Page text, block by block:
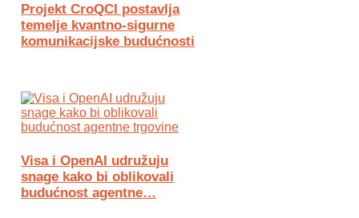
Projekt CroQCI postavlja
temelje kvantno-sigurne
komunikacijske budućnosti
Visa i OpenAI udružuju
snage kako bi oblikovali
budućnost agentne…